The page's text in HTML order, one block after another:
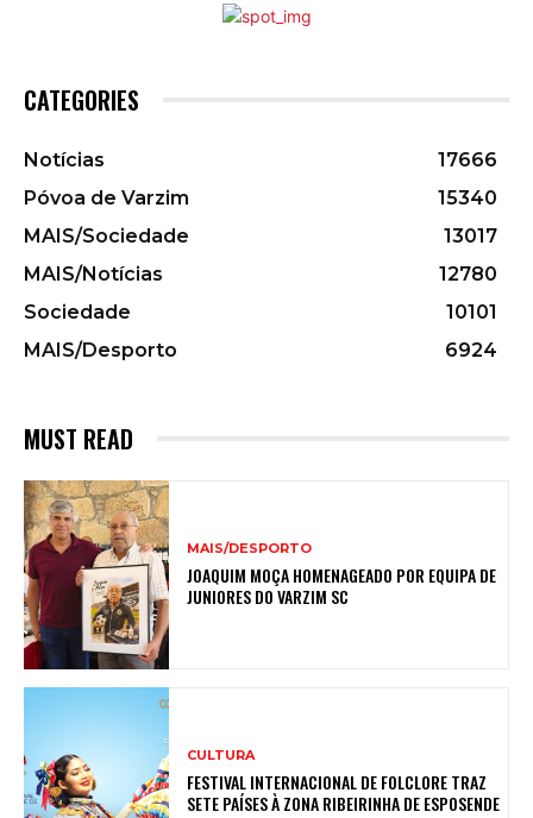
CATEGORIES
Notícias
17666
Póvoa de Varzim
15340
MAIS/Sociedade
13017
MAIS/Notícias
12780
Sociedade
10101
MAIS/Desporto
6924
MUST READ
MAIS/DESPORTO
JOAQUIM MOÇA HOMENAGEADO POR EQUIPA DE
JUNIORES DO VARZIM SC
CULTURA
FESTIVAL INTERNACIONAL DE FOLCLORE TRAZ
SETE PAÍSES À ZONA RIBEIRINHA DE ESPOSENDE